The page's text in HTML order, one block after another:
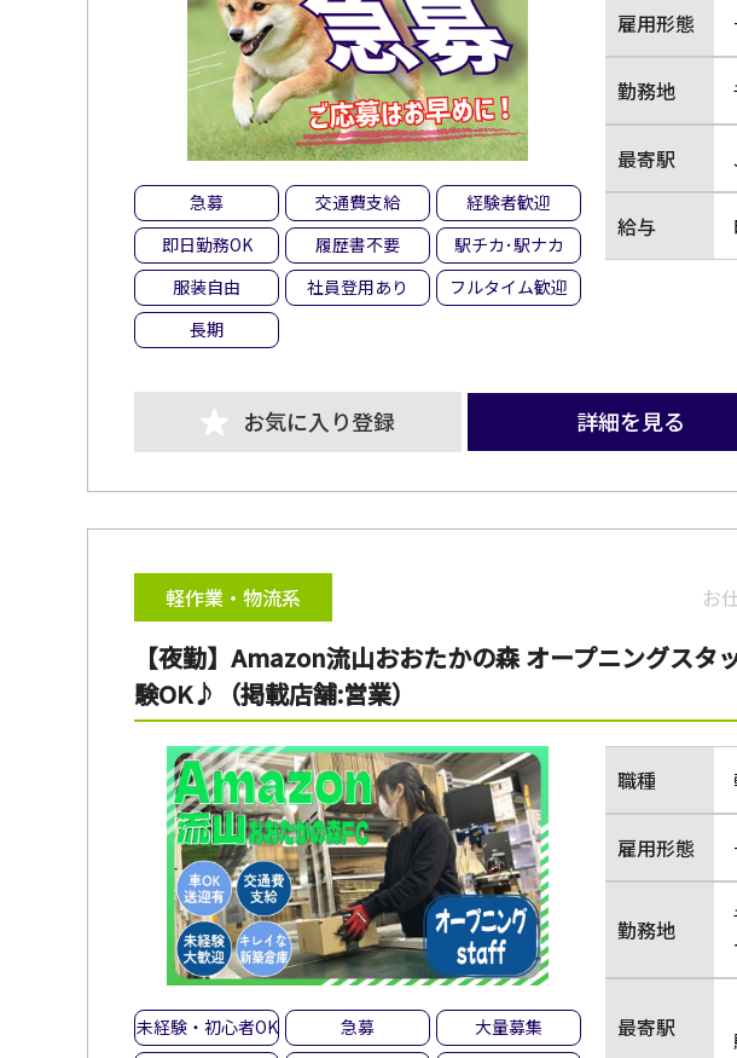
急募 交通費支給
経験者歓迎
即日勤務OK
履歴書不要
駅チカ･駅ナカ
服装自由
社員登用あり
フルタイム歓迎
長期
雇用形態
勤務地
最寄駅
給与
お気に入り登録 詳細を見る
軽作業・物流系 お
【夜勤】Amazon流山おおたかの森 オープニングス
験OK♪（掲載店舗:営業）
未経験・初心者OK 急募
大量募集
職種
雇用形態
勤務地
最寄駅